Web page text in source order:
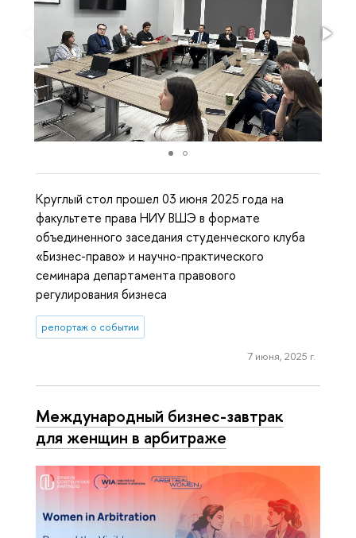
Круглый стол прошел 03 июня 2025 года на
факультете права НИУ ВШЭ в формате
объединенного заседания студенческого клуба
«Бизнес-право» и научно-практического
семинара департамента правового
регулирования бизнеса
репортаж о событии
7 июня, 2025 г.
Международный бизнес-завтрак
для женщин в арбитраже